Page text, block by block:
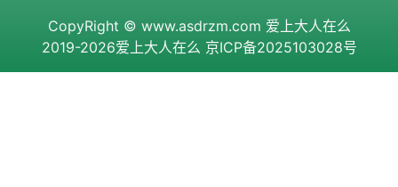
CopyRight © www.asdrzm.com 爱上大人在么
2019-2026爱上大人在么 京ICP备2025103028号